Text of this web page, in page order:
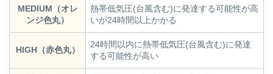
MEDIUM（オレ
ンジ色丸）
熱帯低気圧(台風含む)に発達する可能性が高
いが24時間以上かかる
HIGH（赤色丸）
24時間以内に熱帯低気圧(台風含む)に発達
する可能性が高い